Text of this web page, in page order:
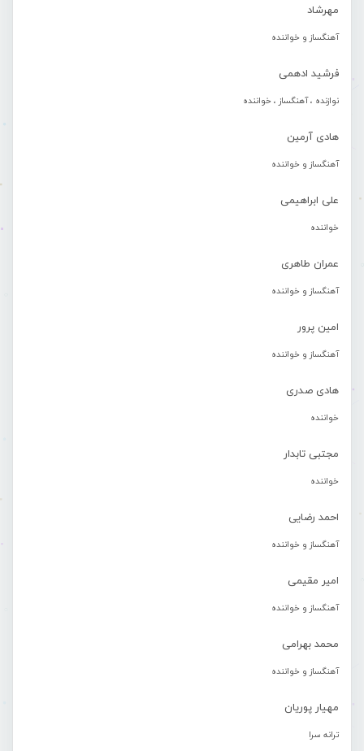
مهرشاد
آهنگساز و خواننده
فرشید ادهمی
نوازنده ، آهنگساز ، خواننده
هادی آرمین
آهنگساز و خواننده
علی ابراهیمی
خواننده
عمران طاهری
آهنگساز و خواننده
امین پرور
آهنگساز و خواننده
هادی صدری
خواننده
مجتبی تابدار
خواننده
احمد رضایی
آهنگساز و خواننده
امیر مقیمی
آهنگساز و خواننده
محمد بهرامی
آهنگساز و خواننده
مهیار پوریان
ترانه سرا